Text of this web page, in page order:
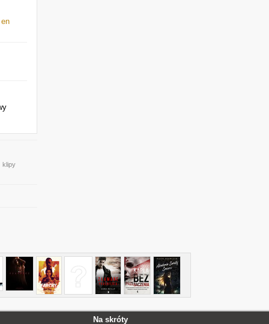
en
klipy
Na skróty